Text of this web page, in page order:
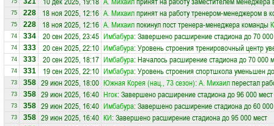
75
75 228 18 ноя 2025, 12:16 А. Михаилпринят на работу тренером-менеджером в
75 228 18 ноя 2025, 12:16 А. Михаилпокинул пост тренера-менеджера команды
74 334 20 сен 2025, 23:45 Имбабура: Завершено расширение стадиона до 70
74 333 20 сен 2025, 22:10 Имбабура: Уровень строения тренировочный центр
74 333 20 сен 2025, 18:17 Имбабура: Началось расширение стадиона до 70 000
74 331 19 сен 2025, 22:10 Имбабура: Уровень строения спортшкола уменьшен
73 358 29 июн 2025, 18:00 Южная Корея (нац., 73 сезон): А. Михаилперестал
73 358 29 июн 2025, 16:40 Нгок: Завершено расширение стадиона до 96 000 мест
73 358 29 июн 2025, 16:40 Имбабура: Завершено расширение стадиона до 60
73 358 29 июн 2025, 16:40 КИ: Завершено расширение стадиона до 95 000 мест